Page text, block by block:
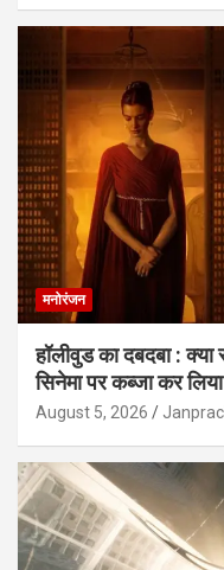
मनोरंजन
हॉलीवुड का दबदबा :
सिनेमा पर कब्जा कर
August 5, 2026